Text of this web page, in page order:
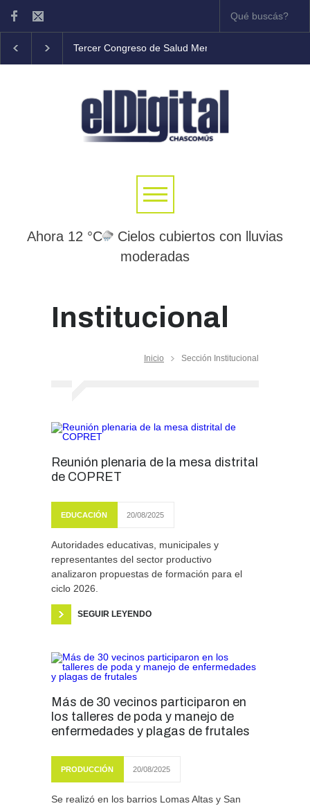
Tercer Congreso de Salud Mental Comunitaria en
Ahora 12 °C
Cielos cubiertos con lluvias
moderadas
Institucional
Inicio Sección Institucional
Reunión plenaria de la mesa distrital
de COPRET
EDUCACIÓN 20/08/2025
Autoridades educativas, municipales y
representantes del sector productivo
analizaron propuestas de formación para el
ciclo 2026.
SEGUIR LEYENDO
Más de 30 vecinos participaron en
los talleres de poda y manejo de
enfermedades y plagas de frutales
PRODUCCIÓN 20/08/2025
Se realizó en los barrios Lomas Altas y San